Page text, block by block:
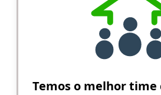
Temos o melhor time